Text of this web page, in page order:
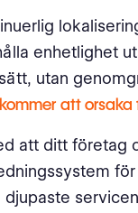
enhetlighet
utan
att orsaka
att ditt företag
djupaste